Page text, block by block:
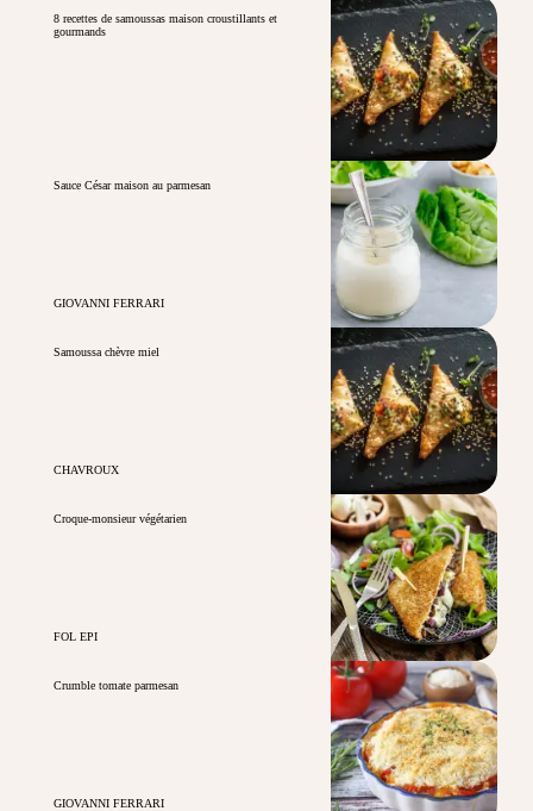
8 recettes de samoussas maison croustillants et
gourmands
Sauce César maison au parmesan
GIOVANNI FERRARI
Samoussa chèvre miel
CHAVROUX
Croque-monsieur végétarien
FOL EPI
Crumble tomate parmesan
GIOVANNI FERRARI